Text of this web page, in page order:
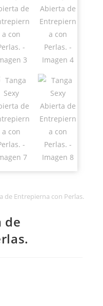
de Entrepierna con Perlas.
de